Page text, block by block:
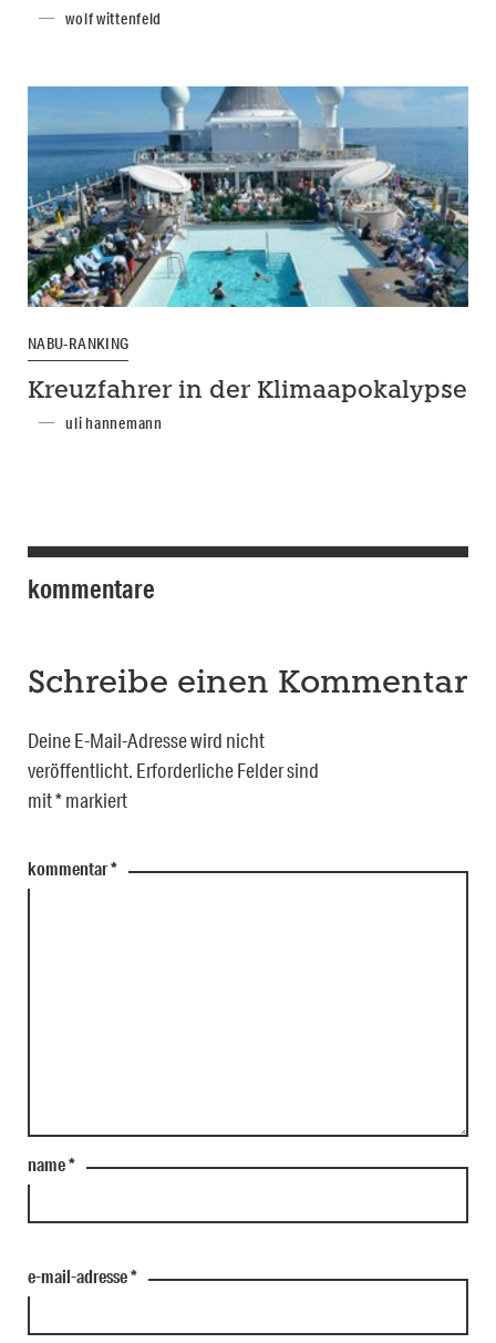
wolf wittenfeld
NABU-RANKING
Kreuzfahrer in der Klimaapokalypse
uli hannemann
kommentare
Schreibe einen Kommentar
Deine E-Mail-Adresse wird nicht
veröffentlicht. Erforderliche Felder sind
mit*markiert
kommentar*
name*
e-mail-adresse*